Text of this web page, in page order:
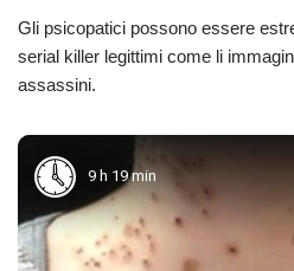
Gli psicopatici possono essere
serial killer legittimi come li
assassini.
9 h 19 min